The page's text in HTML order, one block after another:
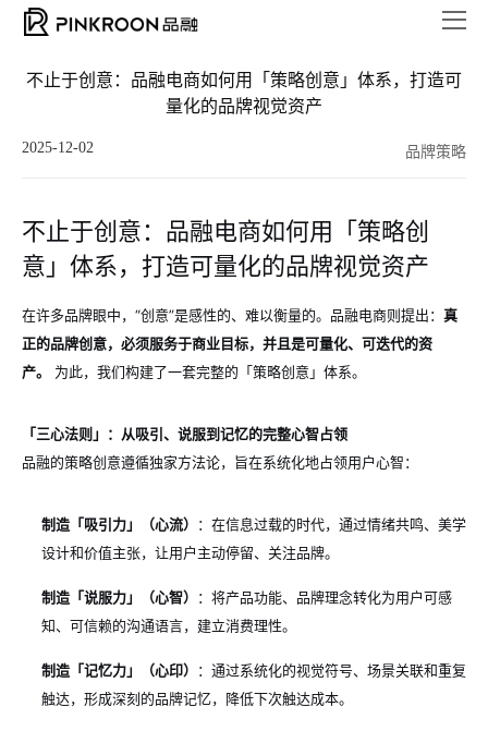
不止于创意：品融电商如何用「策略创意」体系，打造可
量化的品牌视觉资产
2025-12-02 品牌策略
不止于创意：品融电商如何用「策略创
意」体系，打造可量化的品牌视觉资产
在许多品牌眼中，“创意”是感性的、难以衡量的。品融电商则提出： 真
正的品牌创意，必须服务于商业目标，并且是可量化、可迭代的资
产。
为此，我们构建了一套完整的「策略创意」体系。
「三心法则」：从吸引、说服到记忆的完整心智占领
品融的策略创意遵循独家方法论，旨在系统化地占领用户心智：
制造「吸引力」（心流）
：在信息过载的时代，通过情绪共鸣、美学
设计和价值主张，让用户主动停留、关注品牌。
制造「说服力」（心智）
：将产品功能、品牌理念转化为用户可感
知、可信赖的沟通语言，建立消费理性。
制造「记忆力」（心印）
：通过系统化的视觉符号、场景关联和重复
触达，形成深刻的品牌记忆，降低下次触达成本。